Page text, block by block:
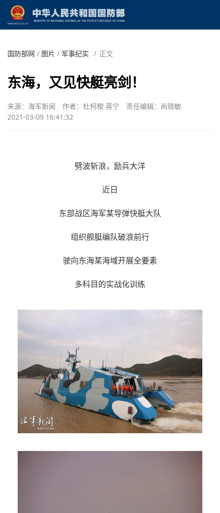
国防部网 / 图片 / 军事纪实 / 正文
东海，又见快艇亮剑！
来源：海军新闻 作者：杜柯橙 蒋宁
责任编辑：尚晓敏
2021-03-09 16:41:32
劈波斩浪，励兵大洋
近日
东部战区海军某导弹快艇大队
组织舰艇编队破浪前行
驶向东海某海域开展全要素
多科目的实战化训练